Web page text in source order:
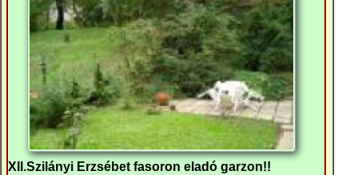
XII.Szilányi Erzsébet fasoron eladó garzon!!